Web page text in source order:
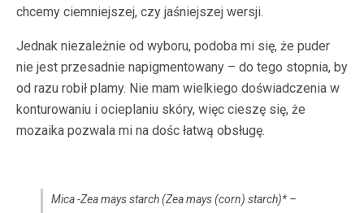
chcemy ciemniejszej, czy jaśniejszej wersji.
Jednak niezależnie od wyboru, podoba mi się, że puder
nie jest przesadnie napigmentowany – do tego stopnia, by
od razu robił plamy. Nie mam wielkiego doświadczenia w
konturowaniu i ocieplaniu skóry, więc cieszę się, że
mozaika pozwala mi na dośc łatwą obsługę.
Mica -Zea mays starch (Zea mays (corn) starch)* –